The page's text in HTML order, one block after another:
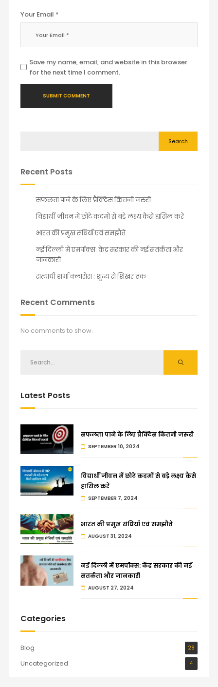
Your Email *
Save my name, email, and website in this browser
for the next time I comment.
Search
Recent Posts
सफलता पाने के लिए प्रैक्टिस कितनी जरुरी
विद्यार्थी जीवन में छोटे कदमों से बड़े लक्ष्य कैसे हासिल करें
भारत की प्रमुख संधियाँ एवं समझौते
नई दिल्ली में एमपॉक्स: केंद्र सरकार की नई सतर्कता और
जानकारी
सत्याधी शर्मा क्लासेस : शुन्य से शिखर तक
Recent Comments
No comments to show.
Latest Posts
सफलता पाने के लिए प्रैक्टिस कितनी जरुरी
SEPTEMBER 10, 2024
विद्यार्थी जीवन में छोटे कदमों से बड़े लक्ष्य कैसे
हासिल करें
SEPTEMBER 7, 2024
भारत की प्रमुख संधियाँ एवं समझौते
AUGUST 31, 2024
नई दिल्ली में एमपॉक्स: केंद्र सरकार की नई
सतर्कता और जानकारी
AUGUST 27, 2024
Categories
Blog 28
Uncategorized 4